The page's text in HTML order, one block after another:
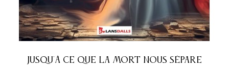
JUSQU'À CE QUE LA MORT NOUS SÉPARE